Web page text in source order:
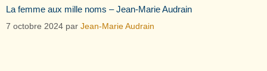
La femme aux mille noms – Jean-Marie Audrain
7 octobre 2024 par Jean-Marie Audrain